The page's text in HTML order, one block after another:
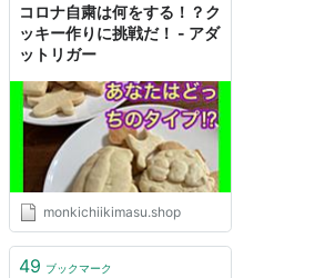
コロナ自粛は何をする！？ク
ッキー作りに挑戦だ！ - アダ
ットリガー
monkichiikimasu.shop
49 ブックマーク